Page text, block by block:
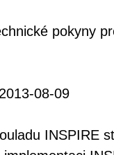
pokyny
2013-08-09
INSPIRE